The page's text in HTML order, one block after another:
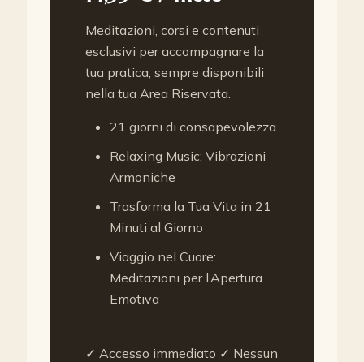
Meditazioni, corsi e contenuti
esclusivi per accompagnare la
tua pratica, sempre disponibili
nella tua Area Riservata.
21 giorni di consapevolezza
Relaxing Music: Vibrazioni
Armoniche
Trasforma la Tua Vita in 21
Minuti al Giorno
Viaggio nel Cuore:
Meditazioni per l’Apertura
Emotiva
✓ Accesso immediato ✓ Nessun